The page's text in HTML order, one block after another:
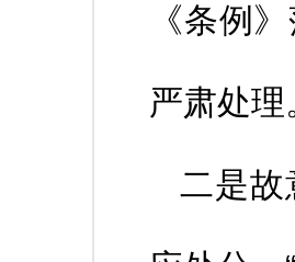
《条例
严肃处理
二是故